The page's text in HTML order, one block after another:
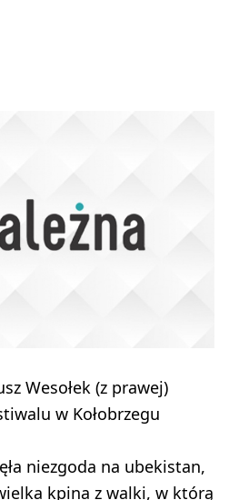
Wesołek (z prawej)
w Kołobrzegu
niezgoda na ubekistan,
kpina z walki, w którą